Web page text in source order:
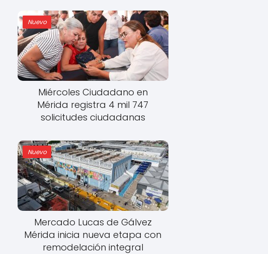
Nuevo
Miércoles Ciudadano en
Mérida registra 4 mil 747
solicitudes ciudadanas
Nuevo
Mercado Lucas de Gálvez
Mérida inicia nueva etapa con
remodelación integral